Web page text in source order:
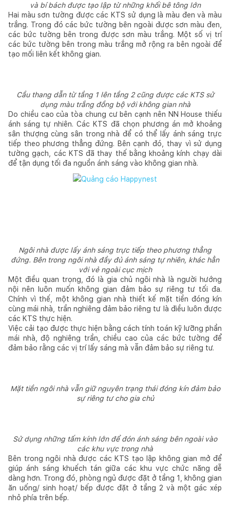
và bí bách được tạo lập từ những khối bê tông lớn
Hai màu sơn tường được các KTS sử dụng là màu đen và màu
trắng. Trong đó các bức tường bên ngoài được sơn màu đen,
các bức tường bên trong được sơn màu trắng. Một số vị trí
các bức tường bên trong màu trắng mở rộng ra bên ngoài để
tạo mối liên kết không gian.
Cầu thang dẫn từ tầng 1 lên tầng 2 cũng được các KTS sử
dụng màu trắng đồng bộ với không gian nhà
Do chiều cao của tòa chung cư bên cạnh nên NN House thiếu
ánh sáng tự nhiên. Các KTS đã chọn phương án mở khoảng
sân thượng cùng sân trong nhà để có thể lấy ánh sáng trực
tiếp theo phương thẳng đứng. Bên cạnh đó, thay vì sử dụng
tường gạch, các KTS đã thay thế bằng khoảng kính chạy dài
để tận dụng tối đa nguồn ánh sáng vào không gian nhà.
Ngôi nhà được lấy ánh sáng trực tiếp theo phương thẳng
đứng. Bên trong ngôi nhà đầy đủ ánh sáng tự nhiên, khác hẳn
với vẻ ngoài cục mịch
Một điều quan trọng, đó là gia chủ ngôi nhà là người hướng
nội nên luôn muốn không gian đảm bảo sự riêng tư tối đa.
Chính vì thế, một không gian nhà thiết kế mặt tiền đóng kín
cùng mái nhà, trần nghiêng đảm bảo riêng tư là điều luôn được
các KTS thực hiện.
Việc cải tạo được thực hiện bằng cách tính toán kỹ lưỡng phần
mái nhà, độ nghiêng trần, chiều cao của các bức tường để
đảm bảo rằng các vị trí lấy sáng mà vẫn đảm bảo sự riêng tư.
Mặt tiền ngôi nhà vẫn giữ nguyên trạng thái đóng kín đảm bảo
sự riêng tư cho gia chủ
Sử dụng những tấm kính lớn để đón ánh sáng bên ngoài vào
các khu vực trong nhà
Bên trong ngôi nhà được các KTS tạo lập không gian mở để
giúp ánh sáng khuếch tán giữa các khu vực chức năng dễ
dàng hơn. Trong đó, phòng ngủ được đặt ở tầng 1, không gian
ăn uống/ sinh hoạt/ bếp được đặt ở tầng 2 và một gác xép
nhỏ phía trên bếp.